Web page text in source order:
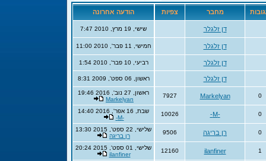
מחבר צפיות הודעה אחרונה
דן זלגלר שישי, 19 מרץ, 2010 7:47
דן זלגלר חמישי, 11 פבר', 2010 11:00
דן זלגלר רביעי, 10 פבר', 2010 1:54
דן זלגלר ראשון, 06 ספט', 2009 8:31
0
Markelyan
7927
ראשון, 27 נוב', 2016 19:46
Markelyan
0
-M-
10026
שבת, 16 אפר', 2016 14:40
-M-
0 רן בריגה 9506
שלישי, 22 ספט', 2015 13:30
רן בריגה
1
ilanfiner
12160
שלישי, 01 ספט', 2015 20:24
ilanfiner